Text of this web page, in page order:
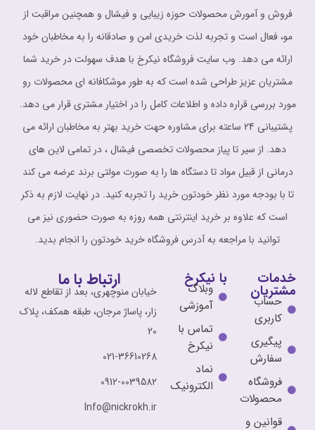
فروش و آمورش محصولات حوزه زیبایی و فیشال و همچنین مراقبت از
مو، فعال است و تجربه لذت خریدی امن و صادقانه را به مخاطبان خود
ارائه می دهد. وب سایت فروشگاه نیکرخ با هدف سهولت در خرید شما
مشتریان عزیز طراحی شده است که به طور موشکافانه ای محصولات رو
مورد بررسی قراره داده و اطلاعات کامل را در اختیار مشتری قرار می دهد.
پشتیبانی 24 ساعته برای مشاوره حهت خرید بهتر به مخاطبان ارائه می
دهد. از سیر تا پیاز محصولات تخصصی فیشال ، در تمامی لاین های
درمانی از قبیل مواد تا دستگاه ها را به صورت مولتی برند عرضه می کند
تا با بودجه مورد نظر خودتون خرید را تجربه کنید. در نهایت لازم به ذکر
است که علاوه بر خرید اینترنتی همه روزه به صورت حضوری نیز می
توانید با مراجعه به آدرس فروشگاه خرید خودتون را انجام بدید.
خدمات
مشتریان
حساب
کاربری
پیگیری
سفارش
فروشگاه
محصولات
قوانین و
با نیکرخ
وبلاگ
آموزشی
تماس با
نیکرخ
نماد
الکترونیک
ارتباط با ما
خیابان منوچهری، بعد از تقاطع لاله
زار، پاساژ مرجان، طبقه همکف، پلاک
20
021-36610268
0912-0039582
Info@nickrokh.ir